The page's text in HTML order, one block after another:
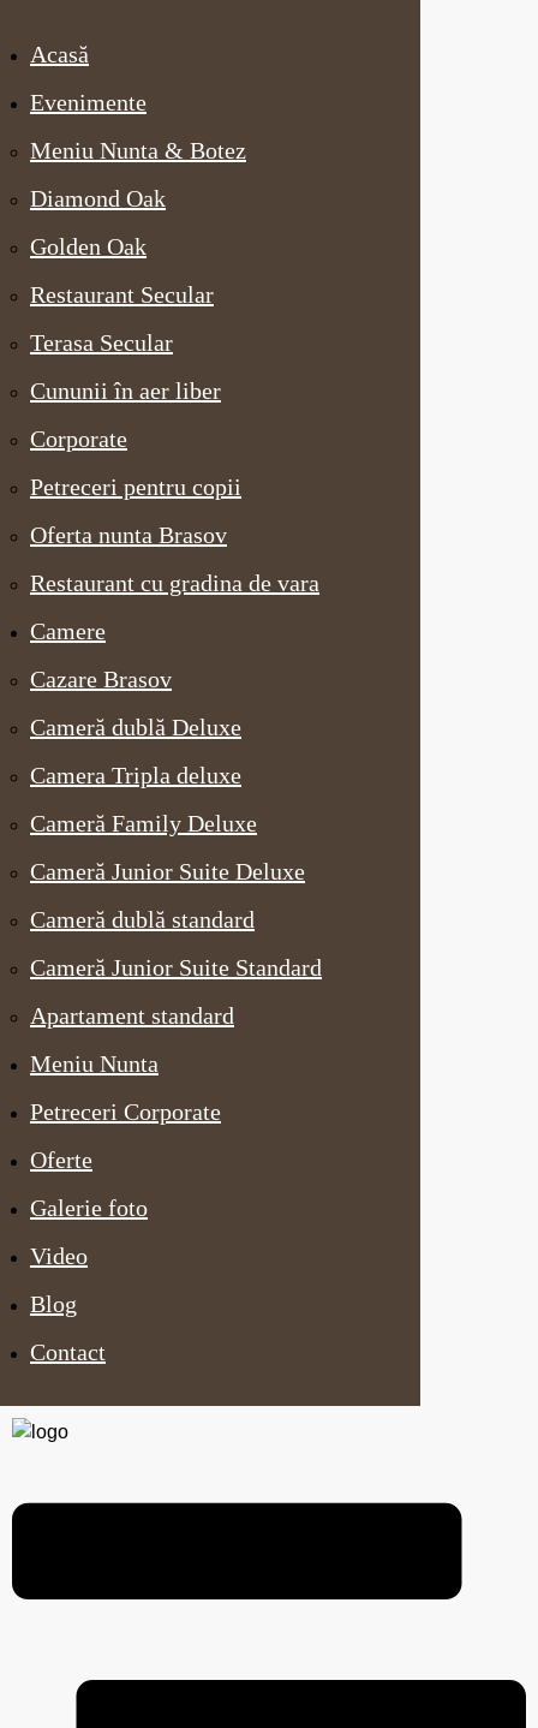
Acasă
Evenimente
Meniu Nunta & Botez
Diamond Oak
Golden Oak
Restaurant Secular
Terasa Secular
Cununii în aer liber
Corporate
Petreceri pentru copii
Oferta nunta Brasov
Restaurant cu gradina de vara
Camere
Cazare Brasov
Cameră dublă Deluxe
Camera Tripla deluxe
Cameră Family Deluxe
Cameră Junior Suite Deluxe
Cameră dublă standard
Cameră Junior Suite Standard
Apartament standard
Meniu Nunta
Petreceri Corporate
Oferte
Galerie foto
Video
Blog
Contact